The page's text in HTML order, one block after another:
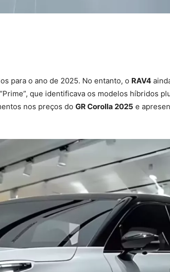
para o ano de 2025. No entanto, o RAV4
que identificava os modelos híbridos
nos preços do GR Corolla 2025 e